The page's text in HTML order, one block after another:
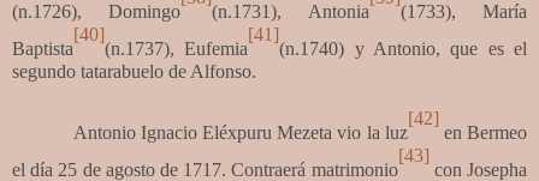
(n.1726), Domingo (n.1731), Antonia
(1733), María
Baptista
[40]
(n.1737), Eufemia
[41]
(n.1740) y Antonio, que es el
segundo tatarabuelo de Alfonso.
Antonio Ignacio Eléxpuru Mezeta vio la luz
[42]
en Bermeo
el día 25 de agosto de 1717. Contraerá matrimonio
[43]
con Josepha